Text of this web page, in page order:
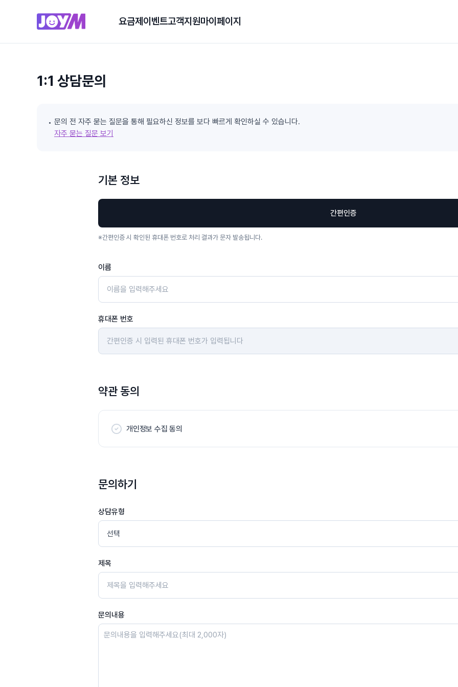
요금제 이벤트고객지원마이페이지
1:1 상담문의
문의 전 자주 묻는 질문을 통해 필요하신 정보를 보다 빠르게 확인하실 수 있습니다.
자주 묻는 질문 보기
기본 정보
간편인증
※간편인증 시 확인된 휴대폰 번호로 처리 결과가 문자 발송됩니다.
이름
휴대폰 번호
약관 동의
개인정보 수집 동의
문의하기
상담유형
제목
문의내용